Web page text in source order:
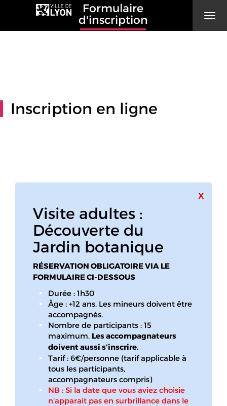
Formulaire
d'inscription
Inscription en ligne
x
Visite adultes :
Découverte du
Jardin botanique
RÉSERVATION OBLIGATOIRE VIA LE
FORMULAIRE CI-DESSOUS
Durée : 1h30
Âge : +12 ans. Les mineurs doivent être
accompagnés.
Nombre de participants : 15
maximum. Les accompagnateurs
doivent aussi s’inscrire.
Tarif : 6€/personne (tarif applicable à
tous les participants,
accompagnateurs compris)
NB : Si la date que vous aviez choisie
n'apparait pas en surbrillance dans le